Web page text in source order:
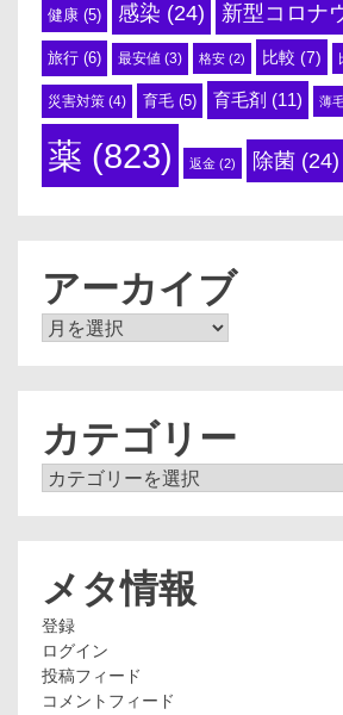
健康 (5) 感染 (24) 新型コロナ
旅行 (6) 最安値 (3) 格安 (2) 比較 (7)
災害対策 (4) 育毛 (5) 育毛剤 (11) 薄
薬 (823) 返金 (2) 除菌 (24)
アーカイブ
ア
カテゴリー
カ
メタ情報
登録
ログイン
投稿フィード
コメントフィード